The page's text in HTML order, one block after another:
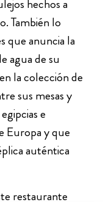
hechos a
También lo
que anuncia la
agua de su
la colección de
sus mesas y
e
Europa y que
auténtica
restaurante